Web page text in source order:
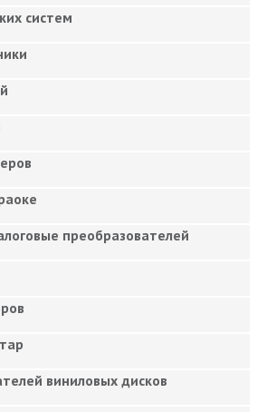
систем
преобразователей
виниловых дисков